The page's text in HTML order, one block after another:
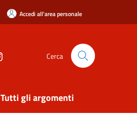
Accedi all'area personale
Cerca
Tutti gli argomenti